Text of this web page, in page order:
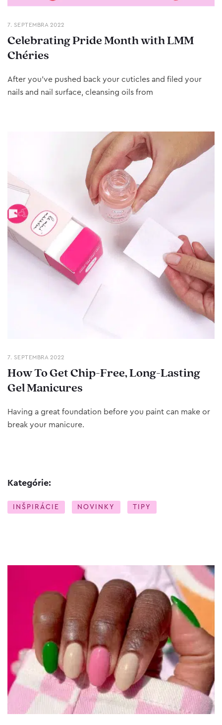
7. SEPTEMBRA 2022
Celebrating Pride Month with LMM
Chéries
After you’ve pushed back your cuticles and filed your
nails and nail surface, cleansing oils from
7. SEPTEMBRA 2022
How To Get Chip-Free, Long-Lasting
Gel Manicures
Having a great foundation before you paint can make or
break your manicure.
Kategórie:
INŠPIRÁCIE NOVINKY TIPY